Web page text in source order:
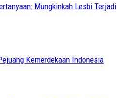
Mungkinkah Lesbi Terjadi
Kemerdekaan Indonesia